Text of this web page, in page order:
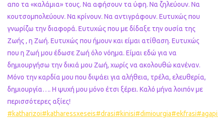
απο τα «καλάμια» τους. Να αφήσουν τα ύφη. Να ζηλεύουν. Να
κουτσομπολεύουν. Να κρίνουν. Να αντιγράφουν. Ευτυχώς που
γνωρίζω την διαφορά. Ευτυχώς που με δίδαξε την ουσία της
Ζωής , η Ζωή. Ευτυχώς που ήμουν και είμαι ατίθαση. Ευτυχώς
που η Ζωή μου έδωσε Ζωή όλο νόημα. Είμαι εδώ για να
δημιουργήσω την δικιά μου Ζωή, χωρίς να ακολουθώ κανέναν.
Μόνο την καρδία μου που διψάει για αλήθεια, τρέλα, ελευθερία,
δημιουργία…. Η ψυχή μου μόνο έτσι ξέρει. Καλό μήνα λοιπόν με
περισσότερες αξίες!
#katharizoi#katharessxeseis#drasi#kinisi#dimiourgia#ekfrasi#agapi